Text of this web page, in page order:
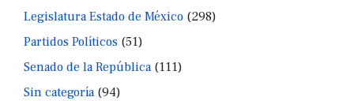
Legislatura Estado de México (298)
Partidos Políticos (51)
Senado de la República(111)
Sin categoría(94)